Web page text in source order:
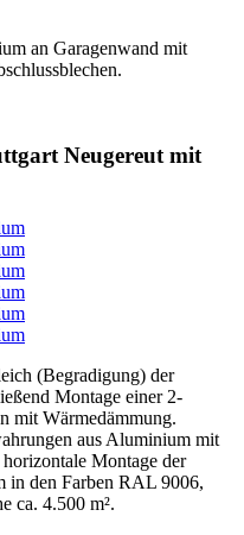
an Garagenwand mit
Neugereut mit
(Begradigung) der
Montage einer 2-
mit Wärmedämmung.
aus Aluminium mit
Montage der
in den Farben RAL 9006,
ca. 4.500 m².